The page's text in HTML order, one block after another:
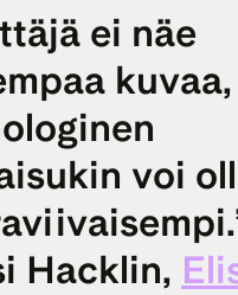
ei näe
kuvaa,
voi
Hacklin,